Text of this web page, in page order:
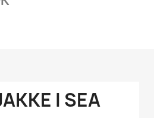
I SEA